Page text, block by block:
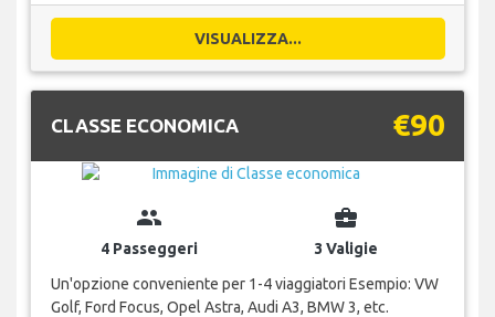
VISUALIZZA...
CLASSE ECONOMICA €90
group
4 Passeggeri
business_center
3 Valigie
Un'opzione conveniente per 1-4 viaggiatori Esempio: VW
Golf, Ford Focus, Opel Astra, Audi A3, BMW 3, etc.